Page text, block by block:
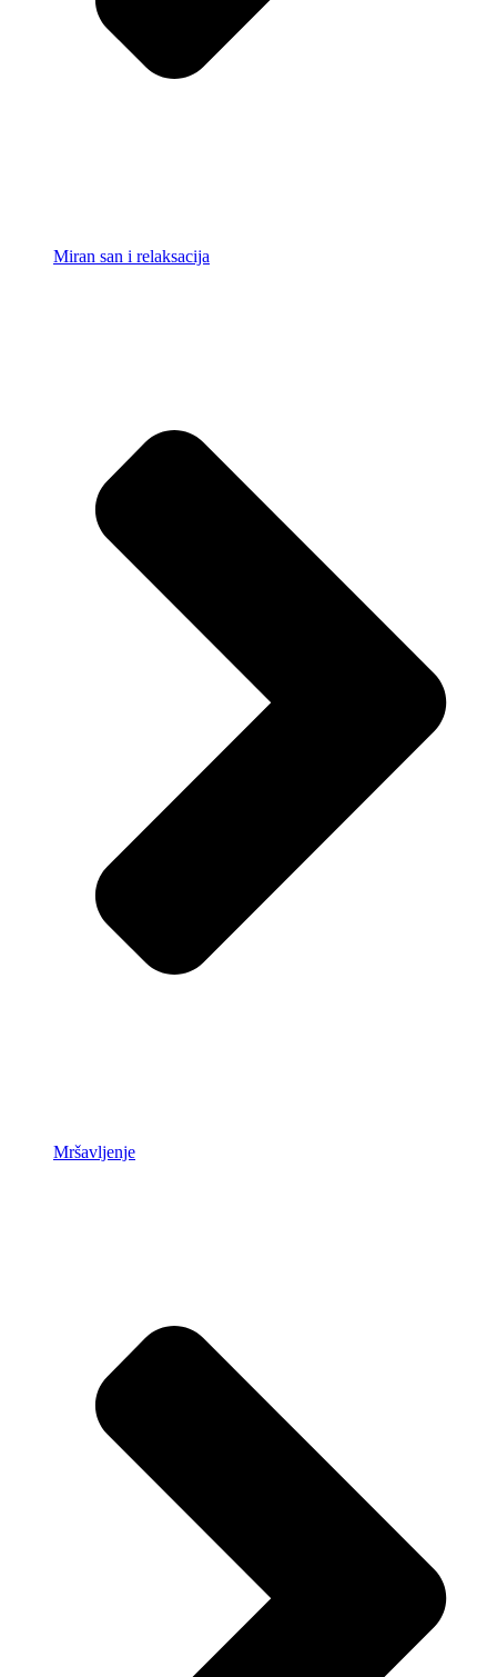
Miran san i relaksacija
Mršavljenje